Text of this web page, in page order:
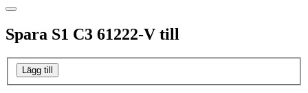
Spara S1 C3 61222-V till
Lägg till